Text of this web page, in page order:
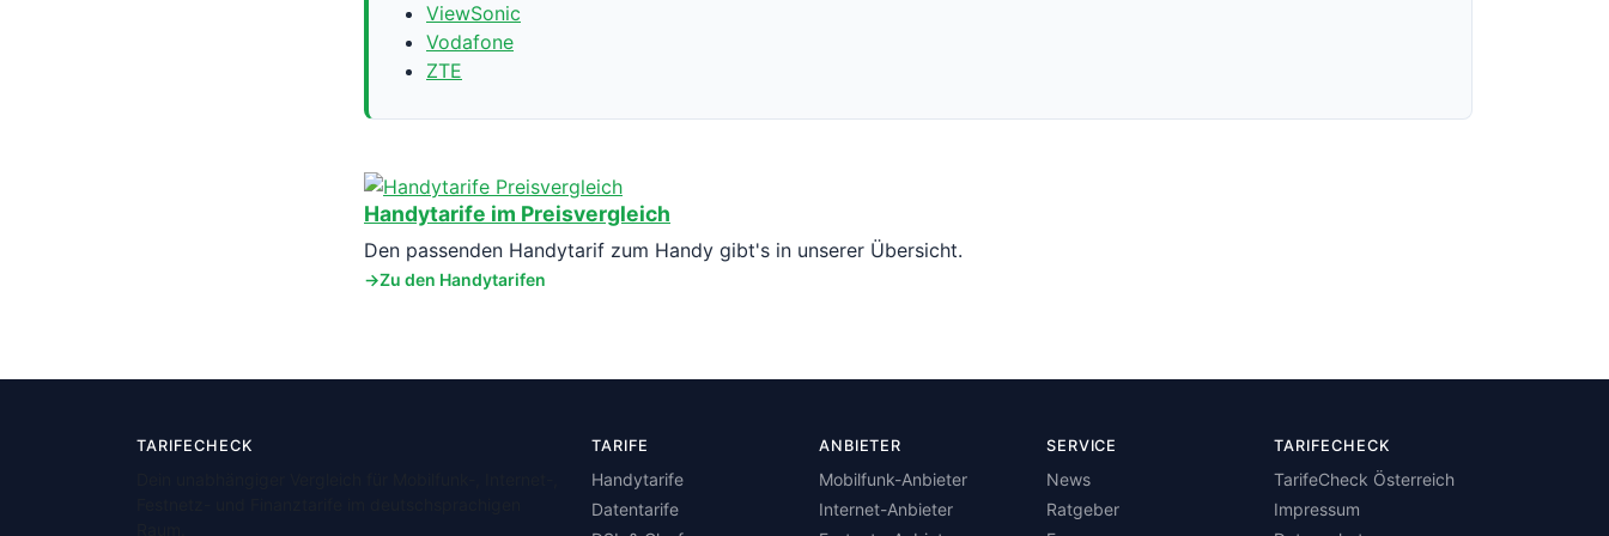
ViewSonic
Vodafone
ZTE
Handytarife im Preisvergleich
Den passenden Handytarif zum Handy gibt's in unserer Übersicht.
Zu den Handytarifen
TARIFECHECK TARIFE
Handytarife
Datentarife
ANBIETER
Mobilfunk-Anbieter
Internet-Anbieter
SERVICE
News
Ratgeber
TARIFECHECK
TarifeCheck Österreich
Impressum